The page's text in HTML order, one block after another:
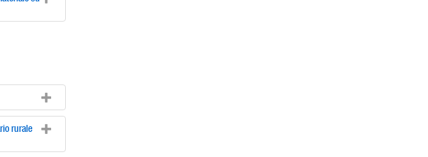
rurale